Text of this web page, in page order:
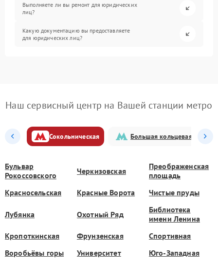
Выполняете ли вы ремонт для юридических
лиц?
Какую документацию вы предоставляете
для юридических лиц?
Наш сервисный центр на Вашей станции метро
Сокольническая Большая кольцевая
Бульвар
Рокоссовского
Черкизовская
Преображенская
площадь
Красносельская
Красные Ворота Чистые пруды
Лубянка Охотный Ряд
Библиотека
имени Ленина
Кропоткинская
Фрунзенская
Спортивная
Воробьёвы горы
Университет Юго-Западная